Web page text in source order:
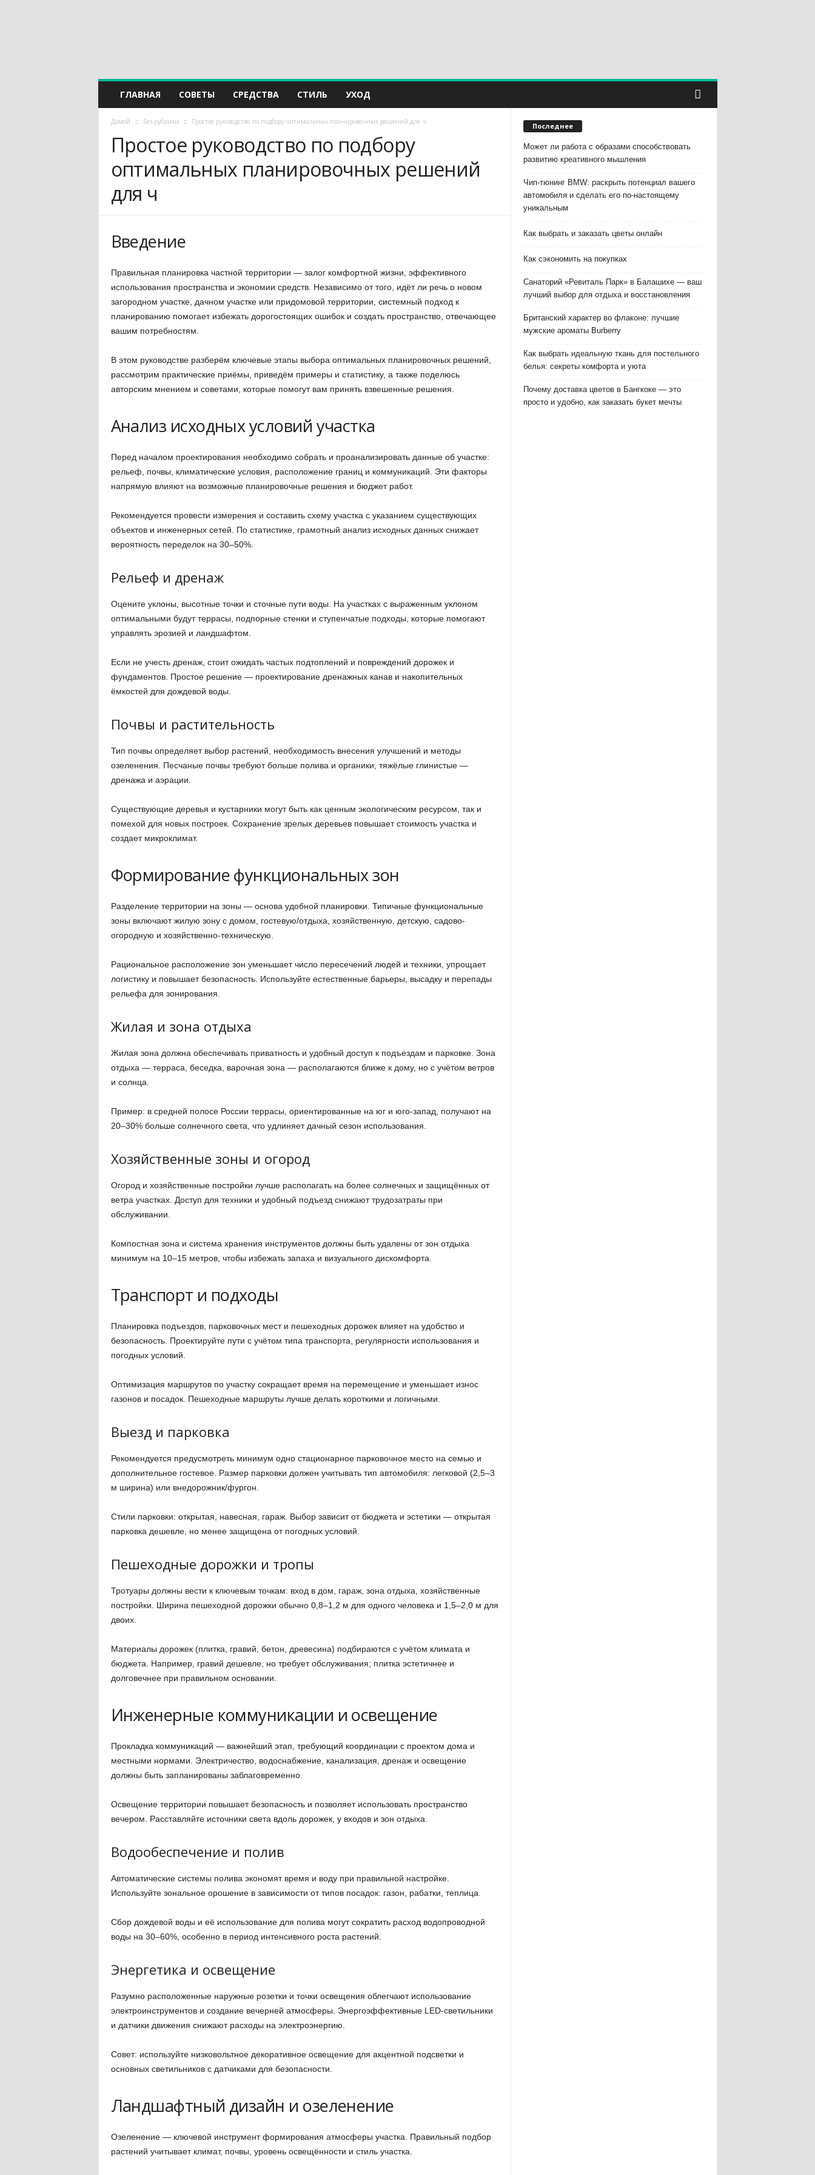
ГЛАВНАЯ СОВЕТЫ СРЕДСТВА СТИЛЬ УХОД
Домой Без рубрики Простое руководство по подбору оптимальных планировочных решений для ч
Простое руководство по подбору
оптимальных планировочных решений
для ч
Введение
Правильная планировка частной территории — залог комфортной жизни, эффективного
использования пространства и экономии средств. Независимо от того, идёт ли речь о новом
загородном участке, дачном участке или придомовой территории, системный подход к
планированию помогает избежать дорогостоящих ошибок и создать пространство, отвечающее
вашим потребностям.
В этом руководстве разберём ключевые этапы выбора оптимальных планировочных решений,
рассмотрим практические приёмы, приведём примеры и статистику, а также поделюсь
авторским мнением и советами, которые помогут вам принять взвешенные решения.
Анализ исходных условий участка
Перед началом проектирования необходимо собрать и проанализировать данные об участке:
рельеф, почвы, климатические условия, расположение границ и коммуникаций. Эти факторы
напрямую влияют на возможные планировочные решения и бюджет работ.
Рекомендуется провести измерения и составить схему участка с указанием существующих
объектов и инженерных сетей. По статистике, грамотный анализ исходных данных снижает
вероятность переделок на 30–50%.
Рельеф и дренаж
Оцените уклоны, высотные точки и сточные пути воды. На участках с выраженным уклоном
оптимальными будут террасы, подпорные стенки и ступенчатые подходы, которые помогают
управлять эрозией и ландшафтом.
Если не учесть дренаж, стоит ожидать частых подтоплений и повреждений дорожек и
фундаментов. Простое решение — проектирование дренажных канав и накопительных
ёмкостей для дождевой воды.
Почвы и растительность
Тип почвы определяет выбор растений, необходимость внесения улучшений и методы
озеленения. Песчаные почвы требуют больше полива и органики, тяжёлые глинистые —
дренажа и аэрации.
Существующие деревья и кустарники могут быть как ценным экологическим ресурсом, так и
помехой для новых построек. Сохранение зрелых деревьев повышает стоимость участка и
создает микроклимат.
Формирование функциональных зон
Разделение территории на зоны — основа удобной планировки. Типичные функциональные
зоны включают жилую зону с домом, гостевую/отдыха, хозяйственную, детскую, садово-
огородную и хозяйственно-техническую.
Рациональное расположение зон уменьшает число пересечений людей и техники, упрощает
логистику и повышает безопасность. Используйте естественные барьеры, высадку и перепады
рельефа для зонирования.
Жилая и зона отдыха
Жилая зона должна обеспечивать приватность и удобный доступ к подъездам и парковке. Зона
отдыха — терраса, беседка, варочная зона — располагаются ближе к дому, но с учётом ветров
и солнца.
Пример: в средней полосе России террасы, ориентированные на юг и юго-запад, получают на
20–30% больше солнечного света, что удлиняет дачный сезон использования.
Хозяйственные зоны и огород
Огород и хозяйственные постройки лучше располагать на более солнечных и защищённых от
ветра участках. Доступ для техники и удобный подъезд снижают трудозатраты при
обслуживании.
Компостная зона и система хранения инструментов должны быть удалены от зон отдыха
минимум на 10–15 метров, чтобы избежать запаха и визуального дискомфорта.
Транспорт и подходы
Планировка подъездов, парковочных мест и пешеходных дорожек влияет на удобство и
безопасность. Проектируйте пути с учётом типа транспорта, регулярности использования и
погодных условий.
Оптимизация маршрутов по участку сокращает время на перемещение и уменьшает износ
газонов и посадок. Пешеходные маршруты лучше делать короткими и логичными.
Выезд и парковка
Рекомендуется предусмотреть минимум одно стационарное парковочное место на семью и
дополнительное гостевое. Размер парковки должен учитывать тип автомобиля: легковой (2,5–3
м ширина) или внедорожник/фургон.
Стили парковки: открытая, навесная, гараж. Выбор зависит от бюджета и эстетики — открытая
парковка дешевле, но менее защищена от погодных условий.
Пешеходные дорожки и тропы
Тротуары должны вести к ключевым точкам: вход в дом, гараж, зона отдыха, хозяйственные
постройки. Ширина пешеходной дорожки обычно 0,8–1,2 м для одного человека и 1,5–2,0 м для
двоих.
Материалы дорожек (плитка, гравий, бетон, древесина) подбираются с учётом климата и
бюджета. Например, гравий дешевле, но требует обслуживания; плитка эстетичнее и
долговечнее при правильном основании.
Инженерные коммуникации и освещение
Прокладка коммуникаций — важнейший этап, требующий координации с проектом дома и
местными нормами. Электричество, водоснабжение, канализация, дренаж и освещение
должны быть запланированы заблаговременно.
Освещение территории повышает безопасность и позволяет использовать пространство
вечером. Расставляйте источники света вдоль дорожек, у входов и зон отдыха.
Водообеспечение и полив
Автоматические системы полива экономят время и воду при правильной настройке.
Используйте зональное орошение в зависимости от типов посадок: газон, рабатки, теплица.
Сбор дождевой воды и её использование для полива могут сократить расход водопроводной
воды на 30–60%, особенно в период интенсивного роста растений.
Энергетика и освещение
Разумно расположенные наружные розетки и точки освещения облегчают использование
электроинструментов и создание вечерней атмосферы. Энергоэффективные LED-светильники
и датчики движения снижают расходы на электроэнергию.
Совет: используйте низковольтное декоративное освещение для акцентной подсветки и
основных светильников с датчиками для безопасности.
Ландшафтный дизайн и озеленение
Озеленение — ключевой инструмент формирования атмосферы участка. Правильный подбор
растений учитывает климат, почвы, уровень освещённости и стиль участка.
Последнее
Может ли работа с образами способствовать
развитию креативного мышления
Чип-тюнинг BMW: раскрыть потенциал вашего
автомобиля и сделать его по-настоящему
уникальным
Как выбрать и заказать цветы онлайн
Как сэкономить на покупках
Санаторий «Ревиталь Парк» в Балашихе — ваш
лучший выбор для отдыха и восстановления
Британский характер во флаконе: лучшие
мужские ароматы Burberry
Как выбрать идеальную ткань для постельного
белья: секреты комфорта и уюта
Почему доставка цветов в Бангкоке — это
просто и удобно, как заказать букет мечты